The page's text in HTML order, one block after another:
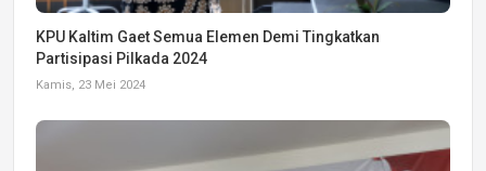
KPU Kaltim Gaet Semua Elemen Demi Tingkatkan
Partisipasi Pilkada 2024
Kamis, 23 Mei 2024